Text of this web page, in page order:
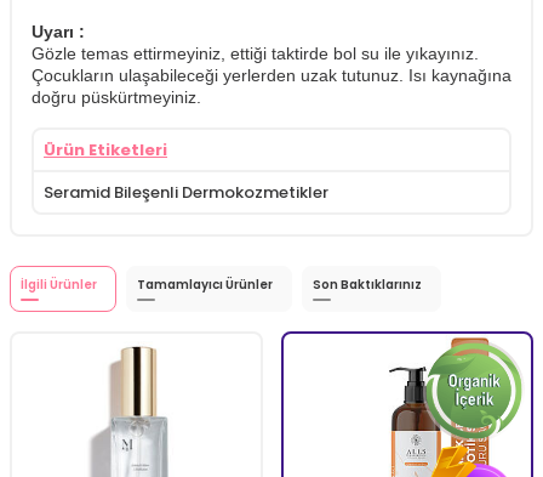
Uyarı :
Gözle temas ettirmeyiniz, ettiği taktirde bol su ile yıkayınız.
Çocukların ulaşabileceği yerlerden uzak tutunuz. Isı kaynağına
doğru püskürtmeyiniz.
Ürün Etiketleri
Seramid Bileşenli Dermokozmetikler
İlgili Ürünler Tamamlayıcı Ürünler Son Baktıklarınız